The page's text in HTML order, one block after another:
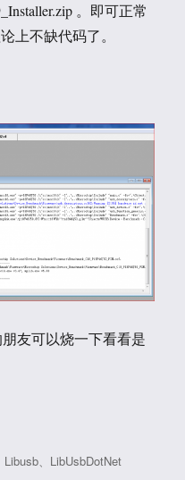
。即可正常
上不缺代码了。
朋友可以烧一下看看是
标
Libusb LibUsbDotNet